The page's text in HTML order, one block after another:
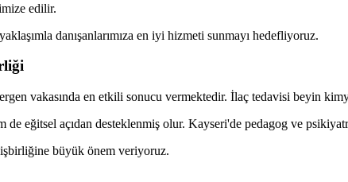
edilir.
danışanlarımıza en iyi hizmeti sunmayı hedefliyoruz.
vakasında en etkili sonucu vermektedir. İlaç tedavisi beyin
eğitsel açıdan desteklenmiş olur. Kayseri'de pedagog ve
büyük önem veriyoruz.